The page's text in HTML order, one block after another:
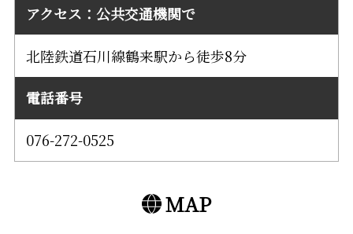
アクセス：公共交通機関で
北陸鉄道石川線鶴来駅から徒歩8分
電話番号
076-272-0525
MAP